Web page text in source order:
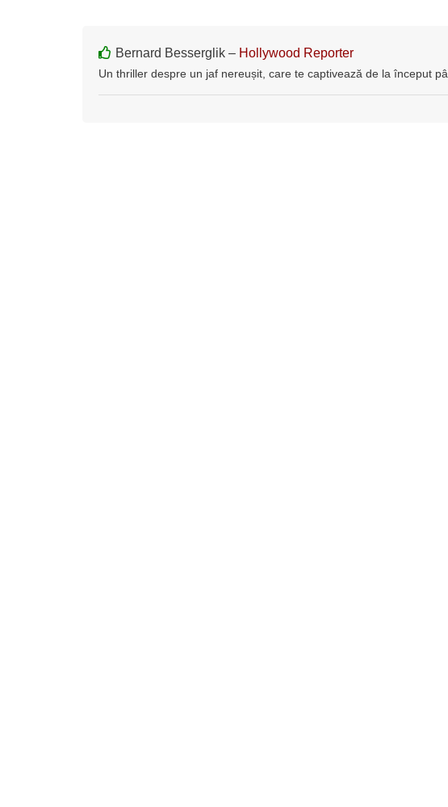
Bernard Besserglik – Hollywood Reporter
Un thriller despre un jaf nereușit, care te captivează de la început